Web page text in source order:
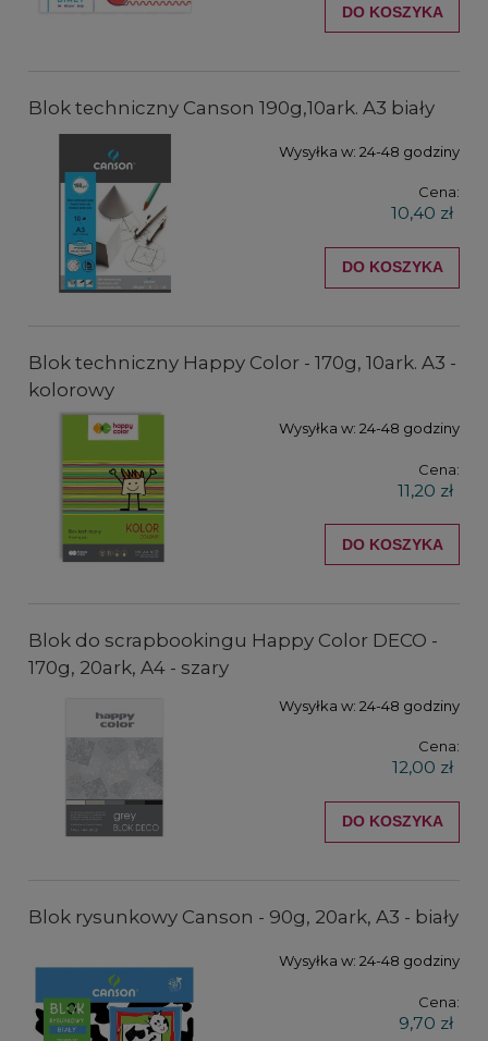
DO KOSZYKA
Blok techniczny Canson 190g,10ark. A3 biały
Wysyłka w: 24-48 godziny
Cena:
10,40 zł
DO KOSZYKA
Blok techniczny Happy Color - 170g, 10ark. A3 -
kolorowy
Wysyłka w: 24-48 godziny
Cena:
11,20 zł
DO KOSZYKA
Blok do scrapbookingu Happy Color DECO -
170g, 20ark, A4 - szary
Wysyłka w: 24-48 godziny
Cena:
12,00 zł
DO KOSZYKA
Blok rysunkowy Canson - 90g, 20ark, A3 - biały
Wysyłka w: 24-48 godziny
Cena:
9,70 zł